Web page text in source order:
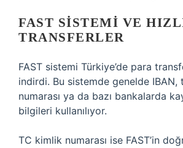
FAST SISTEMI VE
TRANSFERLER
FAST sistemi Türkiye’de para
indirdi. Bu sistemde genelde IBAN,
numarası ya da bazı bankalarda
bilgileri kullanılıyor.
TC kimlik numarası ise FAST’in